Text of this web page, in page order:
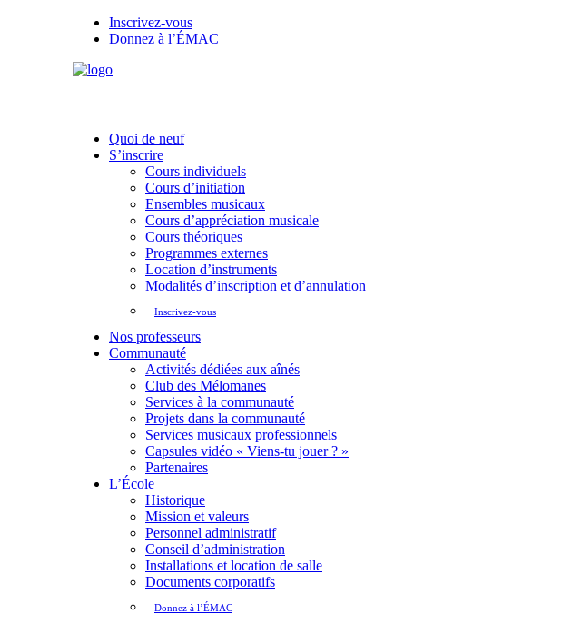
Inscrivez-vous
Donnez à l’ÉMAC
Quoi de neuf
S’inscrire
Cours individuels
Cours d’initiation
Ensembles musicaux
Cours d’appréciation musicale
Cours théoriques
Programmes externes
Location d’instruments
Modalités d’inscription et d’annulation
Inscrivez-vous
Nos professeurs
Communauté
Activités dédiées aux aînés
Club des Mélomanes
Services à la communauté
Projets dans la communauté
Services musicaux professionnels
Capsules vidéo « Viens-tu jouer ? »
Partenaires
L’École
Historique
Mission et valeurs
Personnel administratif
Conseil d’administration
Installations et location de salle
Documents corporatifs
Donnez à l’ÉMAC